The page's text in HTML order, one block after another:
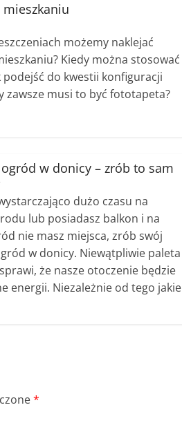
możemy naklejać
Kiedy można stosować
do kwestii konfiguracji
zawsze musi to być fototapeta?
w donicy – zrób to sam
dużo czasu na
lub posiadasz balkon i na
nie masz miejsca, zrób swój
w donicy. Niewątpliwie paleta
że nasze otoczenie będzie
energii. Niezależnie od tego jakie
*